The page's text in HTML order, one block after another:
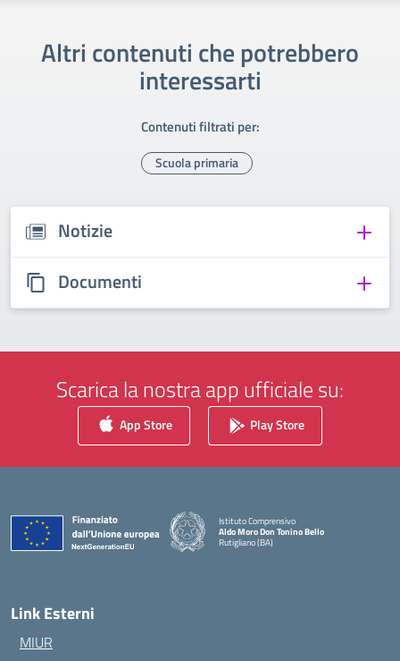
Altri contenuti che potrebbero
interessarti
Contenuti filtrati per:
Scuola primaria
Notizie
Documenti
Scarica la nostra app ufficiale su:
App Store Play Store
Istituto Comprensivo
Aldo Moro Don Tonino Bello
Rutigliano (BA)
— Visita la pagina iniziale della scuola
Link Esterni
MIUR